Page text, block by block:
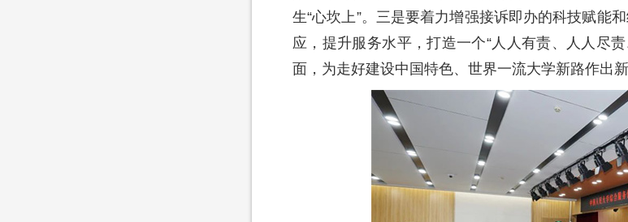
生“心坎上”。三是要着力增强接诉即办的科技赋能
应，提升服务水平，打造一个“人人有责、人人尽
面，为走好建设中国特色、世界一流大学新路作出